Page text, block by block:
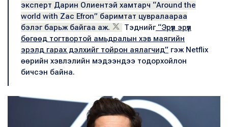
эксперт Дарин Олиентэй хамтарч “Around the
world with Zac Efron” баримтат цувралаараа
бэлэг барьж байгаа аж.
Тэднийг“Эрүүл эрүүл
бөгөөд тогтвортой амьдралын хэв маягийн
эрэлд гарах дэлхийг тойрон аялагчид” гэж Netflix
өөрийн хэвлэлийн мэдээндээ тодорхойлон
бичсэн байна.